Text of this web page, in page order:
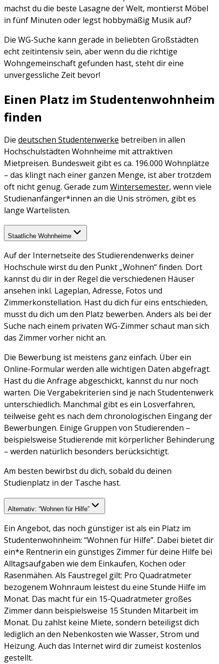
machst du die beste Lasagne der Welt, montierst Möbel
in fünf Minuten oder legst hobbymäßig Musik auf?
Die WG-Suche kann gerade in beliebten Großstädten
echt zeitintensiv sein, aber wenn du die richtige
Wohngemeinschaft gefunden hast, steht dir eine
unvergessliche Zeit bevor!
Einen Platz im Studentenwohnheim
finden
Die deutschen Studentenwerke betreiben in allen
Hochschulstädten Wohnheime mit attraktiven
Mietpreisen. Bundesweit gibt es ca. 196.000 Wohnplätze
– das klingt nach einer ganzen Menge, ist aber trotzdem
oft nicht genug. Gerade zum Wintersemester, wenn viele
Studienanfänger*innen an die Unis strömen, gibt es
lange Wartelisten.
Staatliche Wohnheime
Auf der Internetseite des Studierendenwerks deiner
Hochschule wirst du den Punkt „Wohnen“ finden. Dort
kannst du dir in der Regel die verschiedenen Häuser
ansehen inkl. Lageplan, Adresse, Fotos und
Zimmerkonstellation. Hast du dich für eins entschieden,
musst du dich um den Platz bewerben. Anders als bei der
Suche nach einem privaten WG-Zimmer schaut man sich
das Zimmer vorher nicht an.
Die Bewerbung ist meistens ganz einfach. Über ein
Online-Formular werden alle wichtigen Daten abgefragt.
Hast du die Anfrage abgeschickt, kannst du nur noch
warten. Die Vergabekriterien sind je nach Studentenwerk
unterschiedlich. Manchmal gibt es ein Losverfahren,
teilweise geht es nach dem chronologischen Eingang der
Bewerbungen. Einige Gruppen von Studierenden –
beispielsweise Studierende mit körperlicher Behinderung
– werden natürlich besonders berücksichtigt.
Am besten bewirbst du dich, sobald du deinen
Studienplatz in der Tasche hast.
Alternativ: “Wohnen für Hilfe”
Ein Angebot, das noch günstiger ist als ein Platz im
Studentenwohnheim: “Wohnen für Hilfe”. Dabei bietet dir
ein*e Rentnerin ein günstiges Zimmer für deine Hilfe bei
Alltagsaufgaben wie dem Einkaufen, Kochen oder
Rasenmähen. Als Faustregel gilt: Pro Quadratmeter
bezogenem Wohnraum leistest du eine Stunde Hilfe im
Monat. Das macht für ein 15-Quadratmeter großes
Zimmer dann beispielsweise 15 Stunden Mitarbeit im
Monat. Du zahlst keine Miete, sondern beteiligst dich
lediglich an den Nebenkosten wie Wasser, Strom und
Heizung. Auch das Internet wird dir zumeist kostenlos
gestellt.